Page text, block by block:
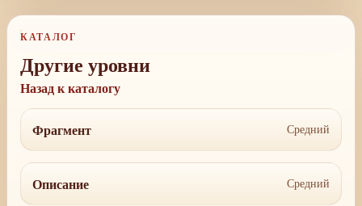
КАТАЛОГ
Другие уровни
Назад к каталогу
Фрагмент Средний
Описание Средний